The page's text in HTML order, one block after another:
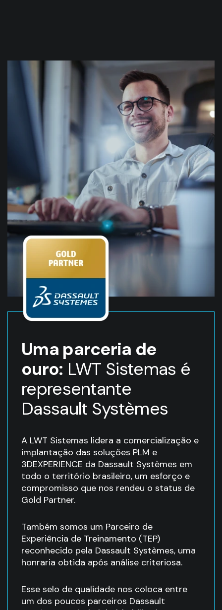
Uma parceria de
ouro: LWT Sistemas é
representante
Dassault Systèmes
A LWT Sistemas lidera a comercialização e
implantação das soluções PLM e
3DEXPERIENCE da Dassault Systèmes em
todo o território brasileiro, um esforço e
compromisso que nos rendeu o status de
Gold Partner.
Também somos um Parceiro de
Experiência de Treinamento (TEP)
reconhecido pela Dassault Systèmes, uma
honraria obtida após análise criteriosa.
Esse selo de qualidade nos coloca entre
um dos poucos parceiros Dassault